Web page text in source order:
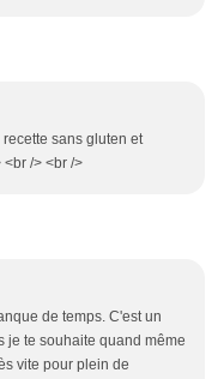
sans gluten et
/> <br />
de temps. C'est un
je te souhaite quand même
vite pour plein de